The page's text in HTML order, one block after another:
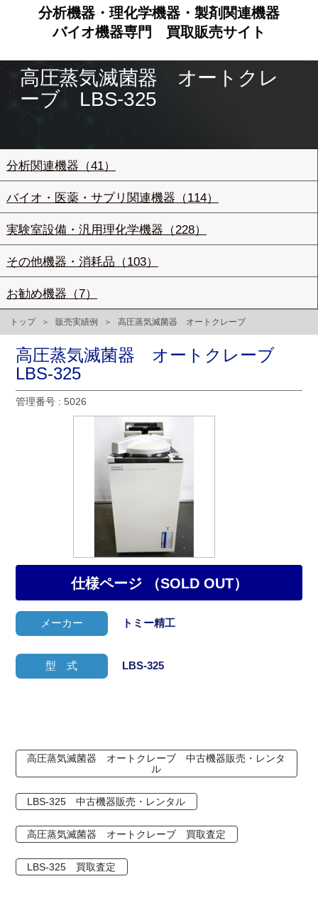
分析機器・理化学機器・製剤関連機器
バイオ機器専門
買取販売サイト
高圧蒸気滅菌器 オートクレ
ーブ LBS-325
分析関連機器（41）
バイオ・医薬・サプリ関連機器（114）
実験室設備・汎用理化学機器（228）
その他機器・消耗品（103）
お勧め機器（7）
トップ 販売実績例 高圧蒸気滅菌器 オートクレーブ
高圧蒸気滅菌器 オートクレーブ
LBS-325
管理番号 : 5026
メーカー トミー精工
仕様ページ （SOLD OUT）
型 式 LBS-325
高圧蒸気滅菌器 オートクレーブ 中古機器販売・レンタ
ル
LBS-325 中古機器販売・レンタル
高圧蒸気滅菌器 オートクレーブ 買取査定
LBS-325 買取査定